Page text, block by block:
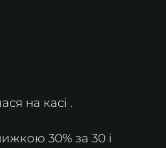
на касі .
30% за 30 і